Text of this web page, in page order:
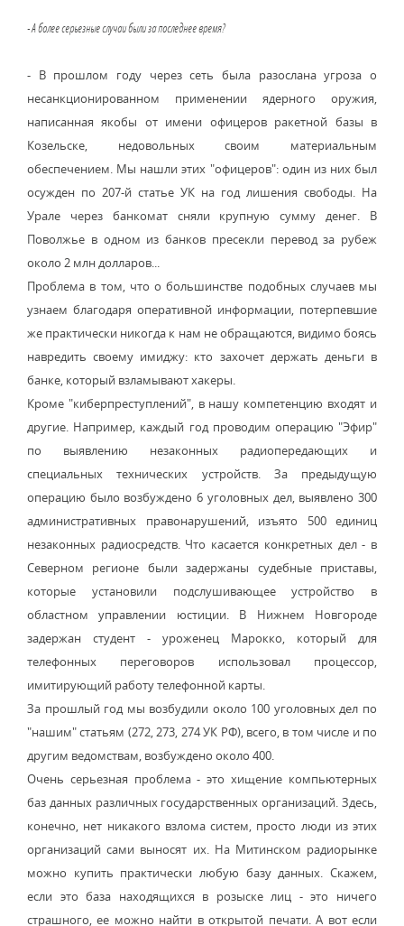
- А более серьезные случаи были за последнее время?
- В прошлом году через сеть была разослана угроза о
несанкционированном применении ядерного оружия,
написанная якобы от имени офицеров ракетной базы в
Козельске, недовольных своим материальным
обеспечением. Мы нашли этих "офицеров": один из них был
осужден по 207-й статье УК на год лишения свободы. На
Урале через банкомат сняли крупную сумму денег. В
Поволжье в одном из банков пресекли перевод за рубеж
около 2 млн долларов...
Проблема в том, что о большинстве подобных случаев мы
узнаем благодаря оперативной информации, потерпевшие
же практически никогда к нам не обращаются, видимо боясь
навредить своему имиджу: кто захочет держать деньги в
банке, который взламывают хакеры.
Кроме "киберпреступлений", в нашу компетенцию входят и
другие. Например, каждый год проводим операцию "Эфир"
по выявлению незаконных радиопередающих и
специальных технических устройств. За предыдущую
операцию было возбуждено 6 уголовных дел, выявлено 300
административных правонарушений, изъято 500 единиц
незаконных радиосредств. Что касается конкретных дел - в
Северном регионе были задержаны судебные приставы,
которые установили подслушивающее устройство в
областном управлении юстиции. В Нижнем Новгороде
задержан студент - уроженец Марокко, который для
телефонных переговоров использовал процессор,
имитирующий работу телефонной карты.
За прошлый год мы возбудили около 100 уголовных дел по
"нашим" статьям (272, 273, 274 УК РФ), всего, в том числе и по
другим ведомствам, возбуждено около 400.
Очень серьезная проблема - это хищение компьютерных
баз данных различных государственных организаций. Здесь,
конечно, нет никакого взлома систем, просто люди из этих
организаций сами выносят их. На Митинском радиорынке
можно купить практически любую базу данных. Скажем,
если это база находящихся в розыске лиц - это ничего
страшного, ее можно найти в открытой печати. А вот если